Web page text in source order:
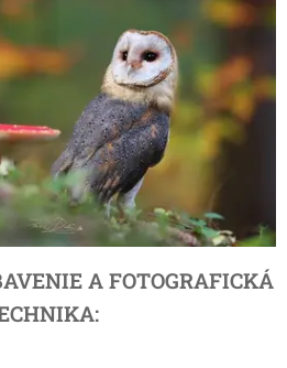
A FOTOGRAFICKÁ